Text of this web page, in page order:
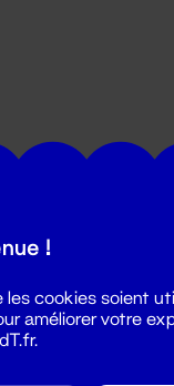
du Grand
!
cookies soient
améliorer votre